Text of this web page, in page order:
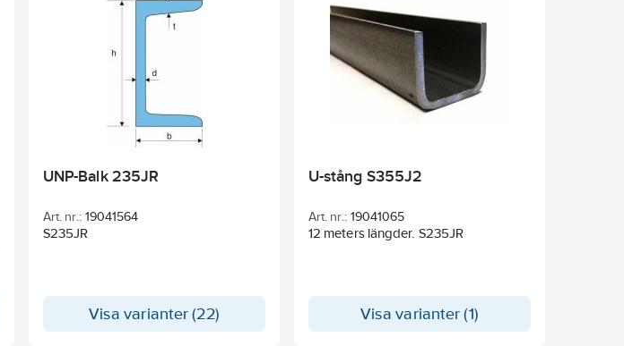
UNP-Balk 235JR
Art. nr.: 19041564
S235JR
Visa varianter (22)
U-stång S355J2
Art. nr.: 19041065
12 meters längder. S235JR
Visa varianter (1)